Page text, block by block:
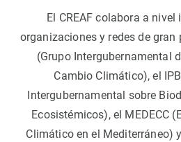
El CREAF colabora a
organizaciones y redes de gran
(Grupo Intergubernamental
Cambio Climático), el
Intergubernamental sobre
Ecosistémicos), el MEDECC
Climático en el Mediterráneo)